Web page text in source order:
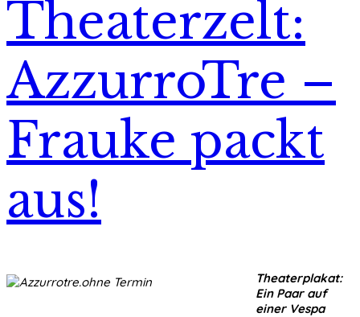
Theaterzelt:
AzzurroTre –
Frauke packt
aus!
Theaterplakat:
Ein Paar auf
einer Vespa